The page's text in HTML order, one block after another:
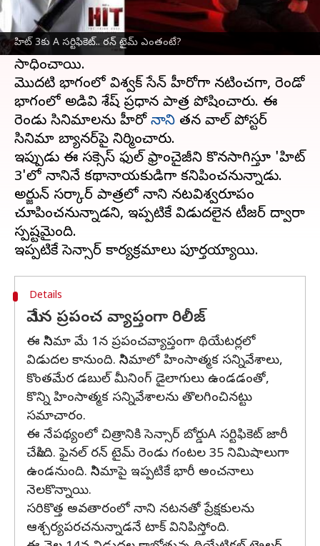
హిట్ 3కు A సర్టిఫికెట్.. రన్ టైమ్ ఎంతంటే?
యంగ్ డైరెక్టర్ శైలేష్ కొలను సృష్టించిన క్రైమ్ థ్రిల్లర్
యూనివర్స్‌లో "హిట్: ది ఫస్ట్ కేస్" "హిట్ 2: ది
సెకండ్ కేస్" సినిమాలు మంచి విజయాలను
సాధించాయి.
మొదటి భాగంలో విశ్వక్ సేన్ హీరోగా నటించగా, రెండో
భాగంలో అడివి శేష్ ప్రధాన పాత్ర పోషించారు. ఈ
రెండు సినిమాలను హీరోనాని తన వాల్ పోస్టర్
సినిమా బ్యానర్‌పై నిర్మించారు.
ఇప్పుడు ఈ సక్సెస్ ఫుల్ ఫ్రాంచైజీని కొనసాగిస్తూ 'హిట్
3'లో నానినే కథానాయకుడిగా కనిపించనున్నాడు.
అర్జున్ సర్కార్ పాత్రలో నాని నటవిశ్వరూపం
చూపించనున్నాడని, ఇప్పటికే విడుదలైన టీజర్ ద్వారా
స్పష్టమైంది.
Details
మే 1న ప్రపంచ వ్యాప్తంగా రిలీజ్
ఈ సినిమా మే 1న ప్రపంచవ్యాప్తంగా థియేటర్లలో
విడుదల కానుంది. సినిమాలో హింసాత్మక సన్నివేశాలు,
కొంతమేర డబుల్ మీనింగ్ డైలాగులు ఉండడంతో,
కొన్ని హింసాత్మక సన్నివేశాలను తొలగించినట్టు
సమాచారం.
ఈ నేపథ్యంలో చిత్రానికి సెన్సార్ బోర్డుA సర్టిఫికెట్ జారీ
చేసింది. ఫైనల్ రన్ టైమ్ రెండు గంటల 35 నిమిషాలుగా
ఉండనుంది. సినిమాపై ఇప్పటికే భారీ అంచనాలు
నెలకొన్నాయి.
సరికొత్త అవతారంలో నాని నటనతో ప్రేక్షకులను
ఆశ్చర్యపరచనున్నాడనే టాక్ వినిపిస్తోంది.